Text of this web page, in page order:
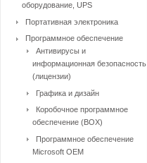
оборудование, UPS
Портативная электроника
Программное обеспечение
Антивирусы и
информационная безопасность
(лицензии)
Графика и дизайн
Коробочное программное
обеспечение (BOX)
Программное обеспечение
Microsoft OEM